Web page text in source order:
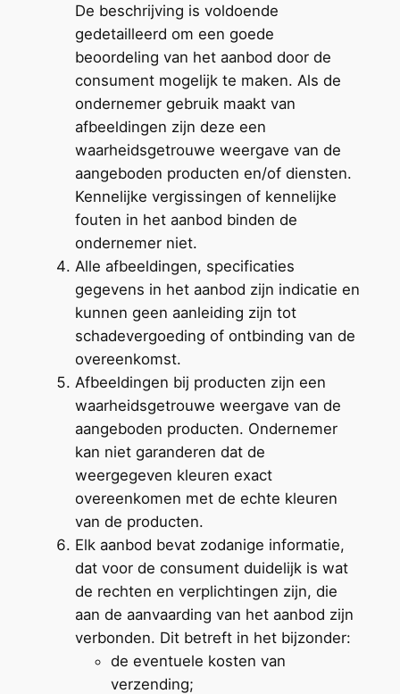
De beschrijving is voldoende
gedetailleerd om een goede
beoordeling van het aanbod door de
consument mogelijk te maken. Als de
ondernemer gebruik maakt van
afbeeldingen zijn deze een
waarheidsgetrouwe weergave van de
aangeboden producten en/of diensten.
Kennelijke vergissingen of kennelijke
fouten in het aanbod binden de
ondernemer niet.
Alle afbeeldingen, specificaties
gegevens in het aanbod zijn indicatie en
kunnen geen aanleiding zijn tot
schadevergoeding of ontbinding van de
overeenkomst.
Afbeeldingen bij producten zijn een
waarheidsgetrouwe weergave van de
aangeboden producten. Ondernemer
kan niet garanderen dat de
weergegeven kleuren exact
overeenkomen met de echte kleuren
van de producten.
Elk aanbod bevat zodanige informatie,
dat voor de consument duidelijk is wat
de rechten en verplichtingen zijn, die
aan de aanvaarding van het aanbod zijn
verbonden. Dit betreft in het bijzonder:
de eventuele kosten van
verzending;